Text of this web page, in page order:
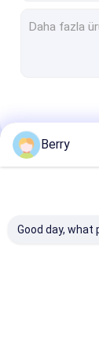
Güneşlikli
Pergola
Berry
Good day, what